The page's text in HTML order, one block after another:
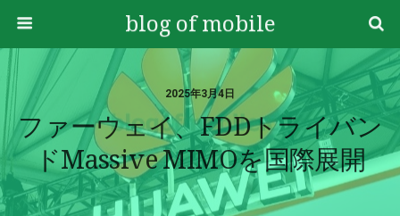
blog of mobile
2025年3月4日
ファーウェイ、FDDトライバン
ドMassive MIMOを国際展開